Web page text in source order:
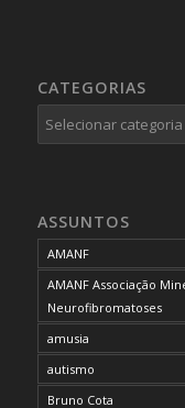
CATEGORIAS
Categorias
ASSUNTOS
AMANF
AMANF Associação
Neurofibromatoses
amusia
autismo
Bruno Cota